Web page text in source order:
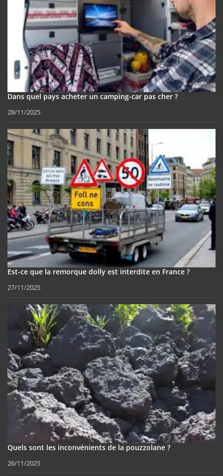
Dans quel pays acheter un camping-car pas cher ?
28/11/2025
Est-ce que la remorque dolly est interdite en France ?
27/11/2025
Quels sont les inconvénients de la pouzzolane ?
26/11/2025